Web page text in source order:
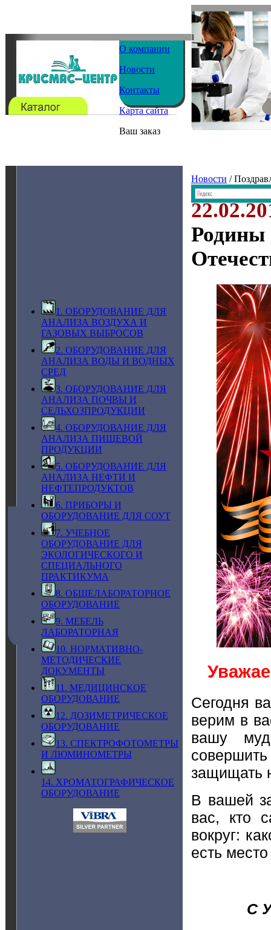
О компании
Новости
Контакты
Карта сайта
Ваш заказ
1. ОБОРУДОВАНИЕ ДЛЯ
АНАЛИЗА ВОЗДУХА И
ГАЗОВЫХ ВЫБРОСОВ
2. ОБОРУДОВАНИЕ ДЛЯ
АНАЛИЗА ВОДЫ И ВОДНЫХ
СРЕД
3. ОБОРУДОВАНИЕ ДЛЯ
АНАЛИЗА ПОЧВЫ И
СЕЛЬХОЗПРОДУКЦИИ
4. ОБОРУДОВАНИЕ ДЛЯ
АНАЛИЗА ПИЩЕВОЙ
ПРОДУКЦИИ
5. ОБОРУДОВАНИЕ ДЛЯ
АНАЛИЗА НЕФТИ И
НЕФТЕПРОДУКТОВ
6. ПРИБОРЫ И
ОБОРУДОВАНИЕ ДЛЯ СОУТ
7. УЧЕБНОЕ
ОБОРУДОВАНИЕ ДЛЯ
ЭКОЛОГИЧЕСКОГО И
СПЕЦИАЛЬНОГО
ПРАКТИКУМА
8. ОБЩЕЛАБОРАТОРНОЕ
ОБОРУДОВАНИЕ
9. МЕБЕЛЬ
ЛАБОРАТОРНАЯ
10. НОРМАТИВНО-
МЕТОДИЧЕСКИЕ
ДОКУМЕНТЫ
11. МЕДИЦИНСКОЕ
ОБОРУДОВАНИЕ
12. ДОЗИМЕТРИЧЕСКОЕ
ОБОРУДОВАНИЕ
13. СПЕКТРОФОТОМЕТРЫ
И ЛЮМИНОМЕТРЫ
14. ХРОМАТОГРАФИЧЕСКОЕ
ОБОРУДОВАНИЕ
Новости /
Родины
Сегодня
верим в
вашу
защищать
В вашей
вас, кто
вокруг:
есть
С